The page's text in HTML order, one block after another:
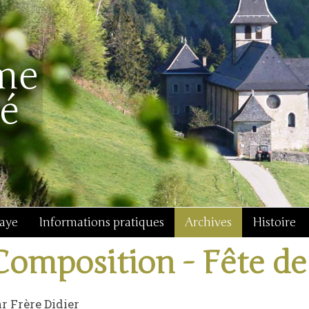
Informations pratiques Archives Histoire
- Fête
Frère Didier